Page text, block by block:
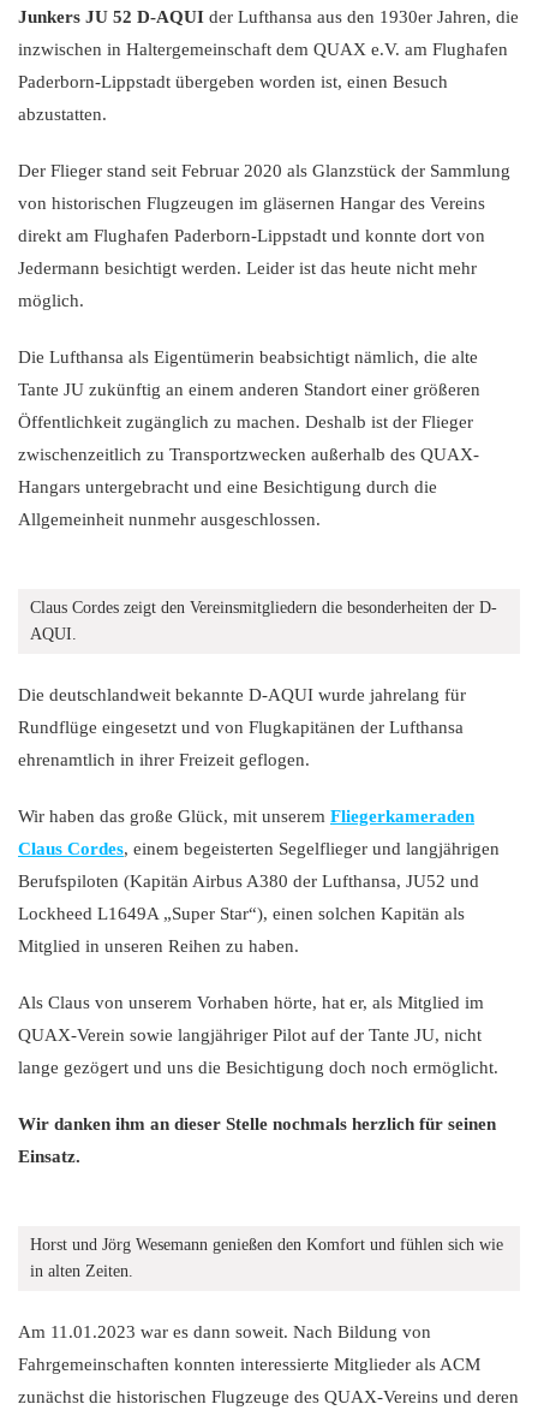
Junkers JU 52 D-AQUI der Lufthansa aus den 1930er Jahren, die
inzwischen in Haltergemeinschaft dem QUAX e.V. am Flughafen
Paderborn-Lippstadt übergeben worden ist, einen Besuch
abzustatten.
Der Flieger stand seit Februar 2020 als Glanzstück der Sammlung
von historischen Flugzeugen im gläsernen Hangar des Vereins
direkt am Flughafen Paderborn-Lippstadt und konnte dort von
Jedermann besichtigt werden. Leider ist das heute nicht mehr
möglich.
Die Lufthansa als Eigentümerin beabsichtigt nämlich, die alte
Tante JU zukünftig an einem anderen Standort einer größeren
Öffentlichkeit zugänglich zu machen. Deshalb ist der Flieger
zwischenzeitlich zu Transportzwecken außerhalb des QUAX-
Hangars untergebracht und eine Besichtigung durch die
Allgemeinheit nunmehr ausgeschlossen.
Claus Cordes zeigt den Vereinsmitgliedern die besonderheiten der D-
AQUI.
Die deutschlandweit bekannte D-AQUI wurde jahrelang für
Rundflüge eingesetzt und von Flugkapitänen der Lufthansa
ehrenamtlich in ihrer Freizeit geflogen.
Wir haben das große Glück, mit unserem Fliegerkameraden
Claus Cordes, einem begeisterten Segelflieger und langjährigen
Berufspiloten (Kapitän Airbus A380 der Lufthansa, JU52 und
Lockheed L1649A „Super Star“), einen solchen Kapitän als
Mitglied in unseren Reihen zu haben.
Als Claus von unserem Vorhaben hörte, hat er, als Mitglied im
QUAX-Verein sowie langjähriger Pilot auf der Tante JU, nicht
lange gezögert und uns die Besichtigung doch noch ermöglicht.
Wir danken ihm an dieser Stelle nochmals herzlich für seinen
Einsatz.
Horst und Jörg Wesemann genießen den Komfort und fühlen sich wie
in alten Zeiten.
Am 11.01.2023 war es dann soweit. Nach Bildung von
Fahrgemeinschaften konnten interessierte Mitglieder als ACM
zunächst die historischen Flugzeuge des QUAX-Vereins und deren